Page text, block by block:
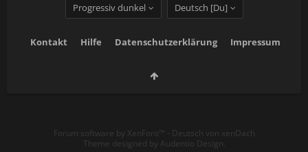
Progressiv dunkel Deutsch [Du]
Kontakt Hilfe Datenschutzerklärung Impressum
Forum software by XenForo™ - Deutsch von xenDach
Theme designed by Audentio Design.